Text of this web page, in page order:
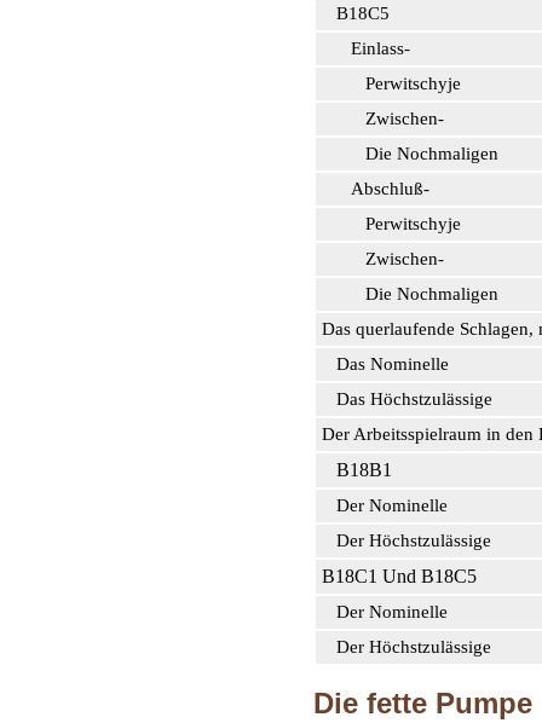
В18С5
Einlass-
Perwitschyje
Zwischen-
Die Nochmaligen
Abschluß-
Perwitschyje
Zwischen-
Die Nochmaligen
Das querlaufende Schlagen,
Das Nominelle
Das Höchstzulässige
Der Arbeitsspielraum in den
В18В1
Der Nominelle
Der Höchstzulässige
В18С1 Und В18С5
Der Nominelle
Der Höchstzulässige
Die fette Pumpe